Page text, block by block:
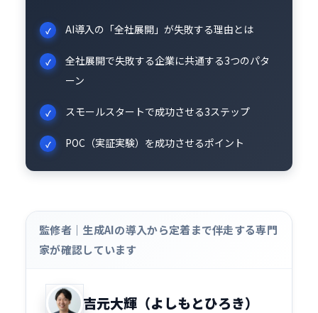
AI導入の「全社展開」が失敗する理由とは
全社展開で失敗する企業に共通する3つのパタ
ーン
スモールスタートで成功させる3ステップ
POC（実証実験）を成功させるポイント
監修者｜生成AIの導入から定着まで伴走する専門
家が確認しています
吉元大輝（よしもとひろき）